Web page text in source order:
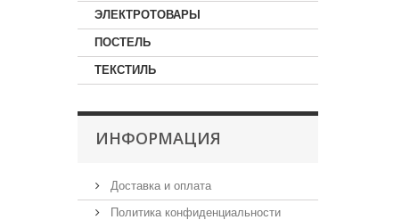
ЭЛЕКТРОТОВАРЫ
ПОСТЕЛЬ
ТЕКСТИЛЬ
ИНФОРМАЦИЯ
Доставка и оплата
Политика конфиденциальности